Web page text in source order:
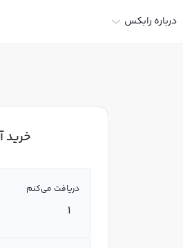
درباره رابکس
خرید
دریافت می‌کنم